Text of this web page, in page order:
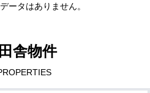
ータはありません。
舎物件